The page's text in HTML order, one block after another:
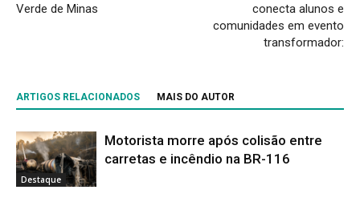
Verde de Minas
conecta alunos e
comunidades em evento
transformador:
ARTIGOS RELACIONADOS MAIS DO AUTOR
Destaque
Motorista morre após colisão entre
carretas e incêndio na BR-116